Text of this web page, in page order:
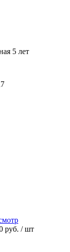
5 лет
руб. / шт